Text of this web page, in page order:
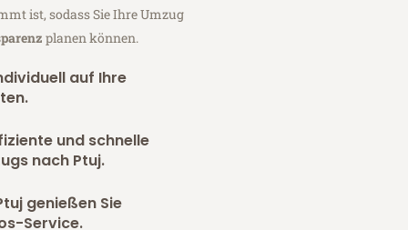
ist, sodass Sie Ihre Umzug
planen können.
auf Ihre
und schnelle
nach Ptuj.
genießen Sie
Service.